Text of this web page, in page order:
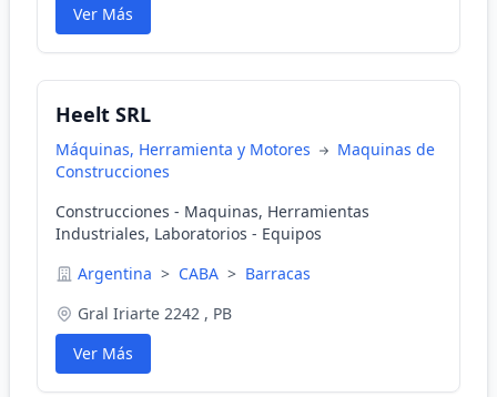
Ver Más
Heelt SRL
Máquinas, Herramienta y Motores
Maquinas de
Construcciones
Construcciones - Maquinas, Herramientas
Industriales, Laboratorios - Equipos
Argentina > CABA > Barracas
Gral Iriarte 2242 , PB
Ver Más